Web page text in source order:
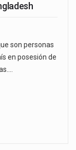
son personas
en posesión de